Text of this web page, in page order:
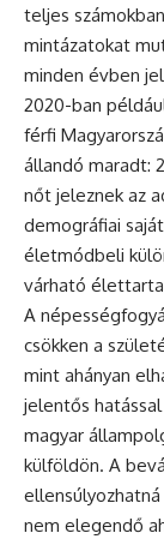
teljes
mintázatokat
minden évben
2020-ban
férfi
állandó maradt:
nőt jeleznek az
demográfiai
életmódbeli
várható
A
csökken a
mint ahányan
jelentős hatással
magyar
külföldön. A
nem elegendő